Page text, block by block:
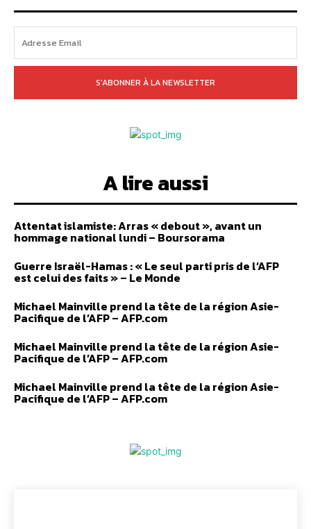
S'ABONNER À LA NEWSLETTER
A lire aussi
Attentat islamiste: Arras « debout », avant un
hommage national lundi – Boursorama
Guerre Israël-Hamas : « Le seul parti pris de l’AFP
est celui des faits » – Le Monde
Michael Mainville prend la tête de la région Asie-
Pacifique de l’AFP – AFP.com
Michael Mainville prend la tête de la région Asie-
Pacifique de l’AFP – AFP.com
Michael Mainville prend la tête de la région Asie-
Pacifique de l’AFP – AFP.com